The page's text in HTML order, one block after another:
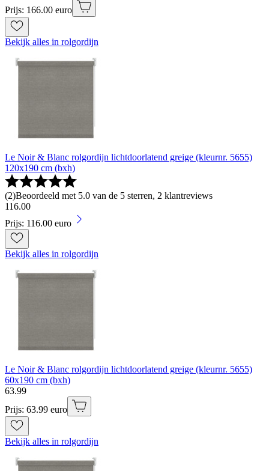
Prijs: 166.00 euro
Bekijk alles in rolgordijn
Le Noir & Blanc rolgordijn lichtdoorlatend greige (kleurnr. 5655)
120x190 cm (bxh)
(2)Beoordeeld met 5.0 van de 5 sterren, 2 klantreviews
116.00
Prijs: 116.00 euro
Bekijk alles in rolgordijn
Le Noir & Blanc rolgordijn lichtdoorlatend greige (kleurnr. 5655)
60x190 cm (bxh)
63.99
Prijs: 63.99 euro
Bekijk alles in rolgordijn